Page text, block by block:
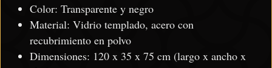
Color: Transparente y negro
Material: Vidrio templado, acero con
recubrimiento en polvo
Dimensiones: 120 x 35 x 75 cm (largo x ancho x